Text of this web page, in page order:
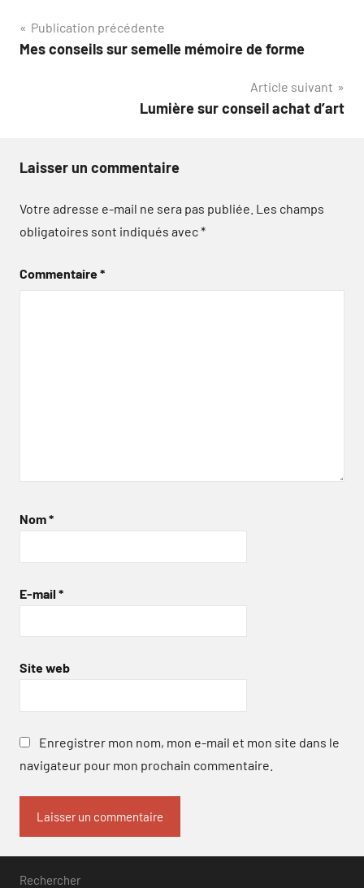
Navigation
de
Publication précédente
Mes conseils sur semelle mémoire de forme
Article suivant
Lumière sur conseil achat d’art
Laisser un commentaire
Votre adresse e-mail ne sera pas publiée. Les champs
obligatoires sont indiqués avec*
Commentaire*
Nom*
E-mail *
Site web
Enregistrer mon nom, mon e-mail et mon site dans le
navigateur pour mon prochain commentaire.
Rechercher